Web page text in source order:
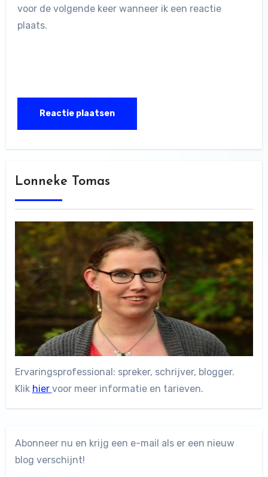
voor de volgende keer wanneer ik een reactie
plaats.
Lonneke Tomas
Ervaringsprofessional: spreker, schrijver, blogger.
Klik hier voor meer informatie en tarieven.
Abonneer nu en krijg een e-mail als er een nieuw
blog verschijnt!